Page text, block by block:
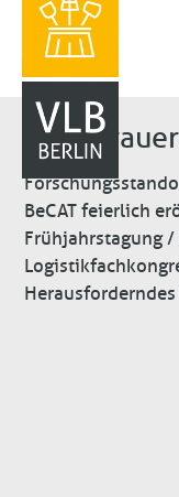
BeCAT feierlich
Frühjahrstagung /